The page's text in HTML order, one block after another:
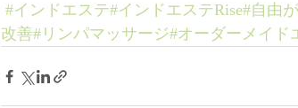
#インドエステ#インドエステRise#自由
改善#リンパマッサージ#オーダーメイド